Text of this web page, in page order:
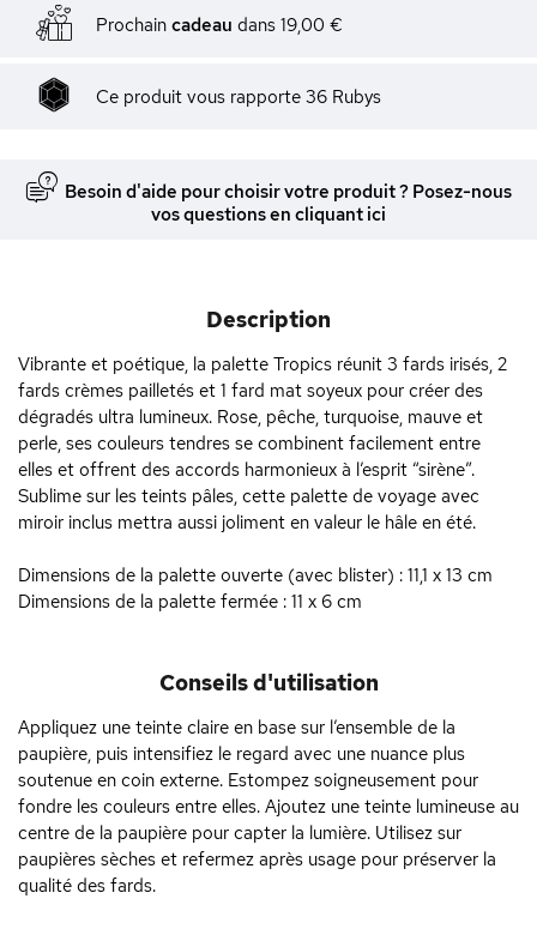
Prochain cadeau dans 19,00 €
Ce produit vous rapporte 36 Rubys
Besoin d'aide pour choisir votre produit ? Posez-nous
vos questions en cliquant ici
Description
Vibrante et poétique, la palette Tropics réunit 3 fards irisés, 2
fards crèmes pailletés et 1 fard mat soyeux pour créer des
dégradés ultra lumineux. Rose, pêche, turquoise, mauve et
perle, ses couleurs tendres se combinent facilement entre
elles et offrent des accords harmonieux à l’esprit “sirène”.
Sublime sur les teints pâles, cette palette de voyage avec
miroir inclus mettra aussi joliment en valeur le hâle en été.
Dimensions de la palette ouverte (avec blister) : 11,1 x 13 cm
Dimensions de la palette fermée : 11 x 6 cm
Conseils d'utilisation
Appliquez une teinte claire en base sur l’ensemble de la
paupière, puis intensifiez le regard avec une nuance plus
soutenue en coin externe. Estompez soigneusement pour
fondre les couleurs entre elles. Ajoutez une teinte lumineuse au
centre de la paupière pour capter la lumière. Utilisez sur
paupières sèches et refermez après usage pour préserver la
qualité des fards.